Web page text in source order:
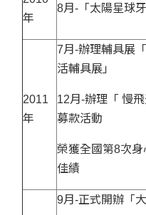
年
8月-「太陽星球
2011
年
7月-辦理輔具展
活輔具展」
12月-辦理「 慢
募款活動
榮獲全國第8次身
佳績
9月-正式開辦「